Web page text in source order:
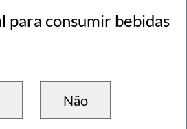
para consumir bebidas
Não